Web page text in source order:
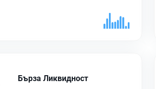
Бърза Ликвидност